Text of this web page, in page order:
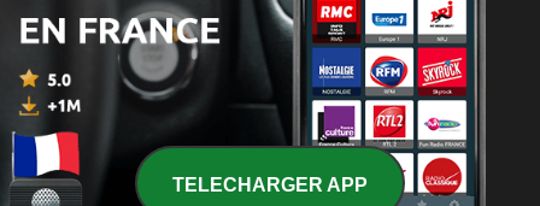
Infos 37.5K 89.9 FM
3AW Melbourne
News Talk
Discussions et débats 3.3K693 AM
FOX News Radio
America is listening
TELECHARGER APP